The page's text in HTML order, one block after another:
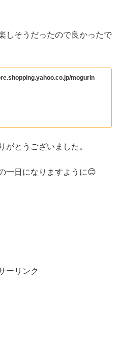
しそうだったので良かったで
mogurin
がとうございました。
一日になりますように😊
ーリンク